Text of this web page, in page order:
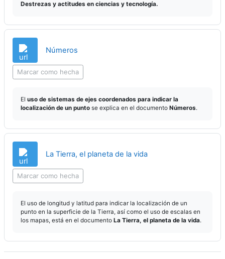
Destrezas y actitudes en ciencias y tecnología.
Números
Marcar como hecha
El uso de sistemas de ejes coordenados para indicar la
localización de un punto se explica en el documento Números.
La Tierra, el planeta de la vidaURL
Marcar como hecha
El uso de longitud y latitud para indicar la localización de un
punto en la superficie de la Tierra, así como el uso de escalas en
los mapas, está en el documento La Tierra, el planeta de la vida.